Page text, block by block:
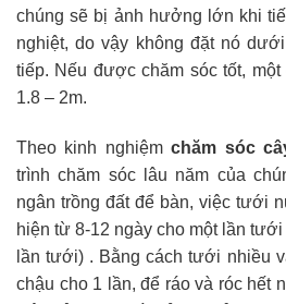
chúng sẽ bị ảnh hưởng lớn khi
nghiệt, do vậy không đặt nó
tiếp. Nếu được chăm sóc tốt,
1.8 – 2m.
Theo kinh nghiệmchăm sóc
trình chăm sóc lâu năm của
ngân trồng đất để bàn, việc tưới
hiện từ 8-12 ngày cho một lần
lần tưới) . Bằng cách tưới nhiều
chậu cho 1 lần, để ráo và róc hết